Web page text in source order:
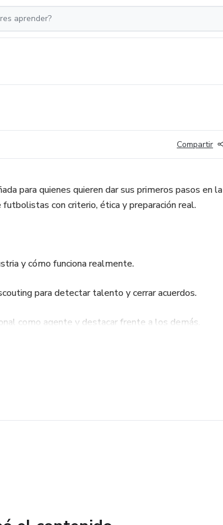
Compartir
para quienes quieren dar sus primeros pasos en la
con criterio, ética y preparación real.
y cómo funciona realmente.
para detectar talento y cerrar acuerdos.
como agente y destacar frente a los demás.